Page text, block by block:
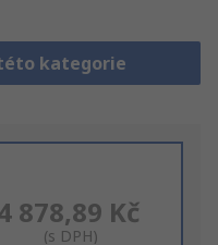
kategorie
878,89 Kč
(s DPH)